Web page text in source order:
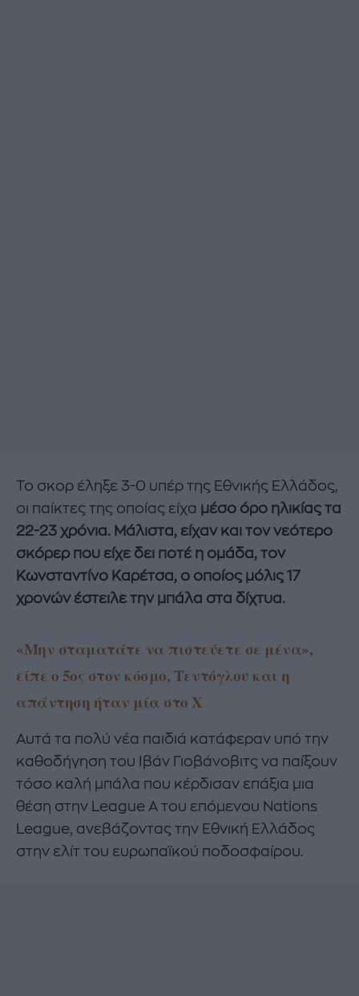
Το σκορ έληξε 3-0 υπέρ της Εθνικής Ελλάδος,
οι παίκτες της οποίας είχα μέσο όρο ηλικίας τα
22-23 χρόνια. Μάλιστα, είχαν και τον νεότερο
σκόρερ που είχε δει ποτέ η ομάδα, τον
Κωνσταντίνο Καρέτσα, ο οποίος μόλις 17
χρονών έστειλε την μπάλα στα δίχτυα.
«Μην σταματάτε να πιστεύετε σε μένα»,
είπε ο 5ος στον κόσμο, Τεντόγλου και η
απάντηση ήταν μία στο X
Αυτά τα πολύ νέα παιδιά κατάφεραν υπό την
καθοδήγηση του Ιβάν Γιοβάνοβιτς να παίξουν
τόσο καλή μπάλα που κέρδισαν επάξια μια
θέση στην League A του επόμενου Nations
League, ανεβάζοντας την Εθνική Ελλάδος
στην ελίτ του ευρωπαϊκού ποδοσφαίρου.